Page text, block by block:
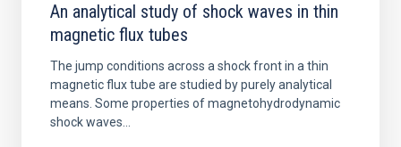
An analytical study of shock waves in thin
magnetic flux tubes
The jump conditions across a shock front in a thin
magnetic flux tube are studied by purely analytical
means. Some properties of magnetohydrodynamic
shock waves...